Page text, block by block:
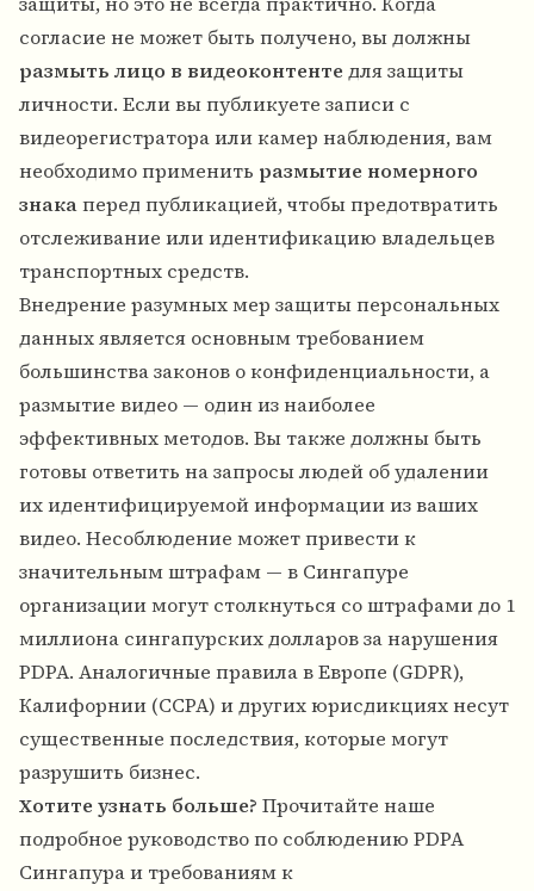
согласие не может быть получено, вы должны
размыть лицо в видеоконтенте для защиты
личности. Если вы публикуете записи с
видеорегистратора или камер наблюдения, вам
необходимо применить размытие номерного
знакаперед публикацией, чтобы предотвратить
отслеживание или идентификацию владельцев
транспортных средств.
Внедрение разумных мер защиты персональных
данных является основным требованием
большинства законов о конфиденциальности, а
размытие видео — один из наиболее
эффективных методов. Вы также должны быть
готовы ответить на запросы людей об удалении
их идентифицируемой информации из ваших
видео. Несоблюдение может привести к
значительным штрафам — в Сингапуре
организации могут столкнуться со штрафами до 1
миллиона сингапурских долларов за нарушения
PDPA. Аналогичные правила в Европе (GDPR),
Калифорнии (CCPA) и других юрисдикциях несут
существенные последствия, которые могут
разрушить бизнес.
Хотите узнать больше? Прочитайте наше
подробное руководство по соблюдению PDPA
Сингапура и требованиям к